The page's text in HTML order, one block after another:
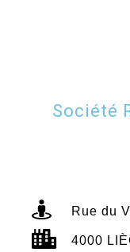
Société
Rue du
4000